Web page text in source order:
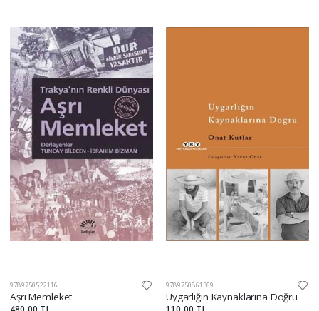
9789750522116
Aşrı Memleket
9789750861369
Uygarlığın Kaynaklarına Doğru